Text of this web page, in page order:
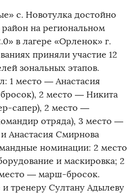
с. Новотулка достойно
на региональном
в лагере «Орленок» г.
приняли участие 12
зональных этапов.
1 место — Анастасия
2 место — Никита
сапер), 2 место —
отряда), 3 место —
Анастасия Смирнова
номинации: 2 место
и маскировка; 2
— марш-бросок.
тренеру Султану Адылеву